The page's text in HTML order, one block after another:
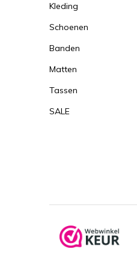
Kleding
Schoenen
Banden
Matten
Tassen
SALE